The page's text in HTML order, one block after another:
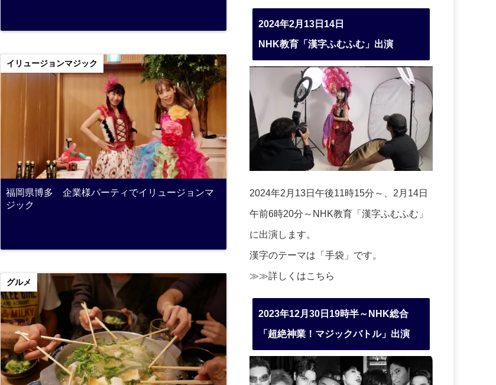
イリュージョンマジック
福岡県博多 企業様パーティでイリュージョンマ
ジック
グルメ
2024年2月13日14日
NHK教育「漢字ふむふむ」出演
2024年2月13日午後11時15分～、2月14日
午前6時20分～NHK教育「漢字ふむふむ」
に出演します。
漢字のテーマは「手袋」です。
≫≫詳しくはこちら
2023年12月30日19時半～NHK総合
「超絶神業！マジックバトル」出演